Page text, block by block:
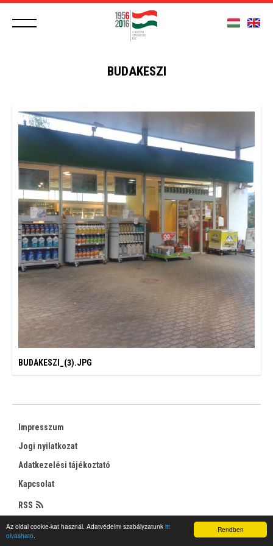
Rendben
Az oldal cookie-kat használ. Adatvédelmi szabályzatunk itt
olvasható.
BUDAKESZI
BUDAKESZI_(3).JPG
Impresszum
Jogi nyilatkozat
Adatkezelési tájékoztató
Kapcsolat
RSS